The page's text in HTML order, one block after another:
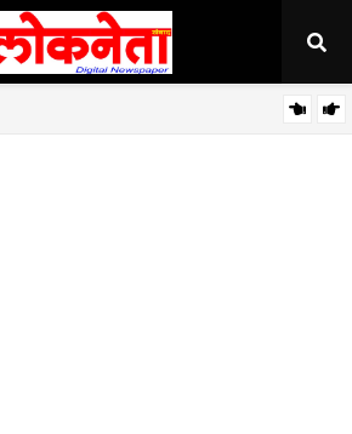
अहिल्यानगर राज्यात सर्वाधिक थंड..!